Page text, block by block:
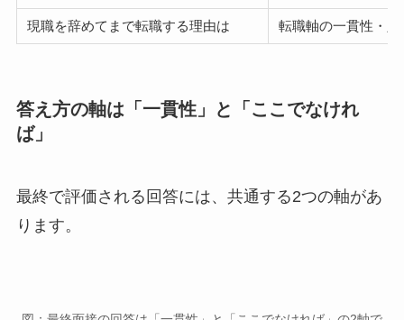
現職を辞めてまで転職する理由は 転職軸の一貫性・
答え方の軸は「一貫性」と「ここでなけれ
ば」
最終で評価される回答には、共通する2つの軸があ
ります。